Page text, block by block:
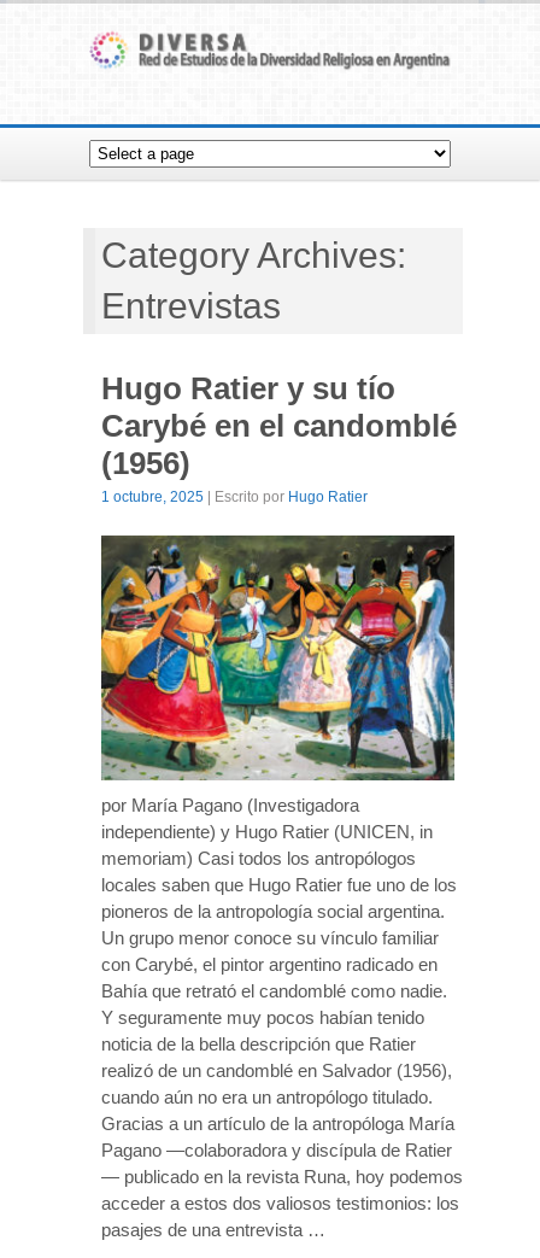
Category Archives:
Entrevistas
Hugo Ratier y su tío
Carybé en el candomblé
(1956)
1 octubre, 2025 | Escrito por Hugo Ratier
por María Pagano (Investigadora
independiente) y Hugo Ratier (UNICEN, in
memoriam) Casi todos los antropólogos
locales saben que Hugo Ratier fue uno de los
pioneros de la antropología social argentina.
Un grupo menor conoce su vínculo familiar
con Carybé, el pintor argentino radicado en
Bahía que retrató el candomblé como nadie.
Y seguramente muy pocos habían tenido
noticia de la bella descripción que Ratier
realizó de un candomblé en Salvador (1956),
cuando aún no era un antropólogo titulado.
Gracias a un artículo de la antropóloga María
Pagano —colaboradora y discípula de Ratier
— publicado en la revista Runa, hoy podemos
acceder a estos dos valiosos testimonios: los
pasajes de una entrevista …